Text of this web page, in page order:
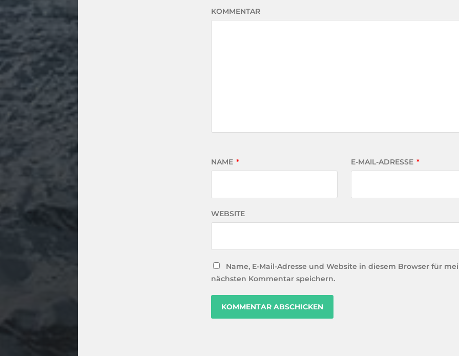
KOMMENTAR
NAME * E-MAIL-ADRESSE *
WEBSITE
Name, E-Mail-Adresse und Website in diesem Browser für
nächsten Kommentar speichern.